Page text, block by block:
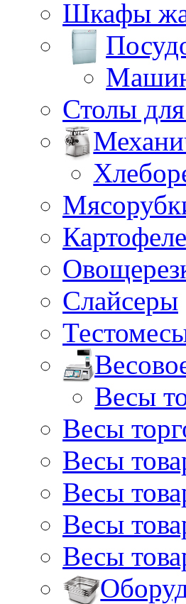
Шкафы
Столы
Слайсеры
Весы
Весы
Весы
Весы
Весы
Весы